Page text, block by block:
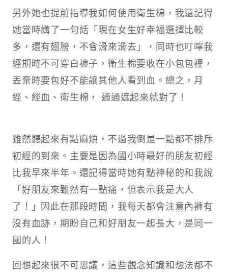
另外她也提前指導我如何使用衛生棉，我還記得
她當時講了一句話「現在女生好幸福選擇比較
多，還有翅膀，不會滑來滑去」，同時也叮嚀我
經期時不可穿白褲子，衛生棉要收在小包包裡，
丟棄時要包好不能讓其他人看到血。總之，月
經、經血、衛生棉， 通通遮起來就對了！​
雖然聽起來有點麻煩，不過我倒是一點都不排斥
初經的到來。主要是因為​國小時最好的朋友初經
比我早來半年。還記得當時她有點神秘的和我說
「好朋友來雖然有一點痛，但表示我是大人
了！」因此在那段時間，我每天都會注意內褲有
沒有血跡，期盼自己和好朋友一起長大，是同一
國的人！​
回想起來很不可思議，這些觀念知識和想法都不